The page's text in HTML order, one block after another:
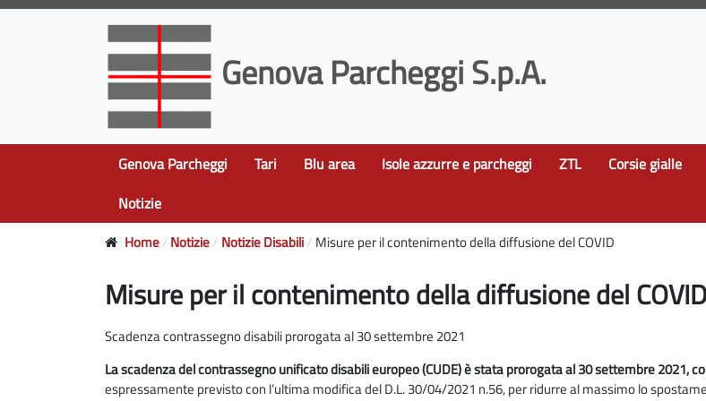
Genova Parcheggi S.p.A.
Genova Parcheggi Tari Blu area Isole azzurre e parcheggi ZTL Corsie gialle
Notizie
Home Notizie Notizie Disabili Misure per il contenimento della diffusione del COVID
Misure per il contenimento della diffusione del COVID
Scadenza contrassegno disabili prorogata al 30 settembre 2021
La scadenza del contrassegno unificato disabili europeo (CUDE) è stata prorogata al 30 settembre 2021,
espressamente previsto con l’ultima modifica del D.L. 30/04/2021 n.56, per ridurre al massimo lo